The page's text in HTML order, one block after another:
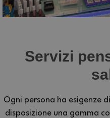
Servizi
Ogni persona ha esigenze
disposizione una gamma